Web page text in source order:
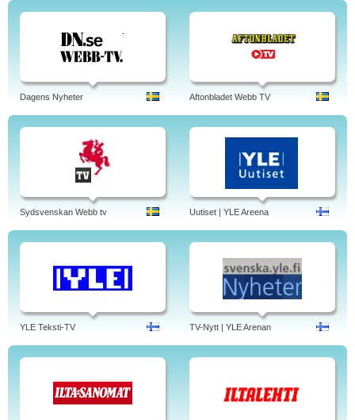
Dagens Nyheter Aftonbladet Webb TV
Sydsvenskan Webb tv Uutiset | YLE Areena
YLE Teksti-TV TV-Nytt | YLE Arenan